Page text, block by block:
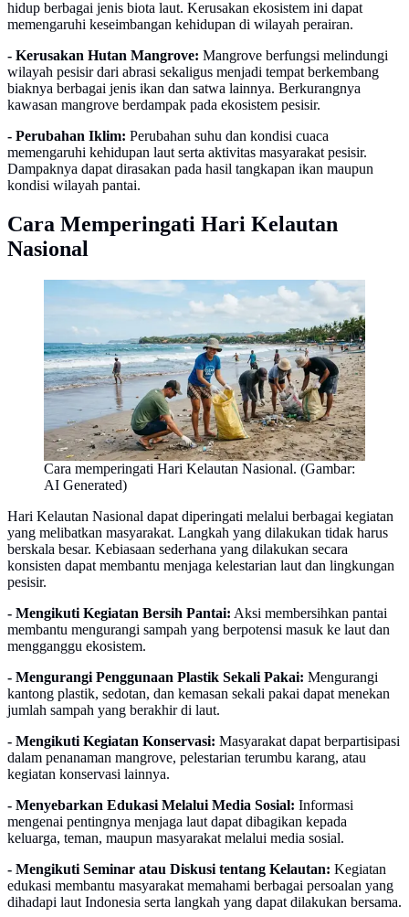
hidup berbagai jenis biota laut. Kerusakan ekosistem ini dapat
memengaruhi keseimbangan kehidupan di wilayah perairan.
- Kerusakan Hutan Mangrove: Mangrove berfungsi melindungi
wilayah pesisir dari abrasi sekaligus menjadi tempat berkembang
biaknya berbagai jenis ikan dan satwa lainnya. Berkurangnya
kawasan mangrove berdampak pada ekosistem pesisir.
- Perubahan Iklim: Perubahan suhu dan kondisi cuaca
memengaruhi kehidupan laut serta aktivitas masyarakat pesisir.
Dampaknya dapat dirasakan pada hasil tangkapan ikan maupun
kondisi wilayah pantai.
Cara Memperingati Hari Kelautan
Nasional
Cara memperingati Hari Kelautan Nasional. (Gambar:
AI Generated)
Hari Kelautan Nasional dapat diperingati melalui berbagai kegiatan
yang melibatkan masyarakat. Langkah yang dilakukan tidak harus
berskala besar. Kebiasaan sederhana yang dilakukan secara
konsisten dapat membantu menjaga kelestarian laut dan lingkungan
pesisir.
- Mengikuti Kegiatan Bersih Pantai: Aksi membersihkan pantai
membantu mengurangi sampah yang berpotensi masuk ke laut dan
mengganggu ekosistem.
- Mengurangi Penggunaan Plastik Sekali Pakai: Mengurangi
kantong plastik, sedotan, dan kemasan sekali pakai dapat menekan
jumlah sampah yang berakhir di laut.
- Mengikuti Kegiatan Konservasi: Masyarakat dapat berpartisipasi
dalam penanaman mangrove, pelestarian terumbu karang, atau
kegiatan konservasi lainnya.
- Menyebarkan Edukasi Melalui Media Sosial: Informasi
mengenai pentingnya menjaga laut dapat dibagikan kepada
keluarga, teman, maupun masyarakat melalui media sosial.
- Mengikuti Seminar atau Diskusi tentang Kelautan: Kegiatan
edukasi membantu masyarakat memahami berbagai persoalan yang
dihadapi laut Indonesia serta langkah yang dapat dilakukan bersama.